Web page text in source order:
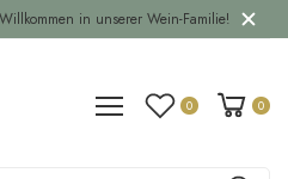
in unserer Wein-Familie!
0 0